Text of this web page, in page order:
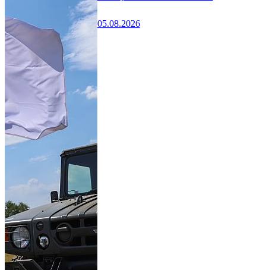
05.08.2026